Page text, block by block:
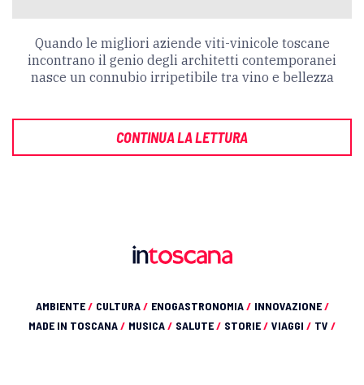
Quando le migliori aziende viti-vinicole toscane
incontrano il genio degli architetti contemporanei
nasce un connubio irripetibile tra vino e bellezza
CONTINUA LA LETTURA
AMBIENTE/ CULTURA/ ENOGASTRONOMIA/ INNOVAZIONE/
MADE IN TOSCANA/ MUSICA/ SALUTE/ STORIE/ VIAGGI / TV /